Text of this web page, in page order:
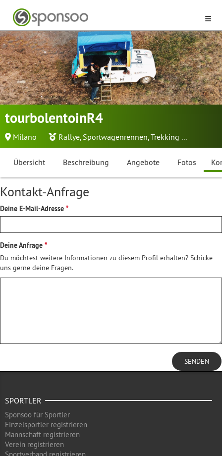
tourbolentoinR4
Milano Rallye, Sportwagenrennen,Trekking ...
Übersicht Beschreibung Angebote Fotos
Kontakt-Anfrage
Deine E-Mail-Adresse
Deine Anfrage
Du möchtest weitere Informationen zu diesem Profil erhalten? Schicke
uns gerne deine Fragen.
SENDEN
SPORTLER
Sponsoo für Sportler
Einzelsportler registrieren
Mannschaft registrieren
Verein registrieren